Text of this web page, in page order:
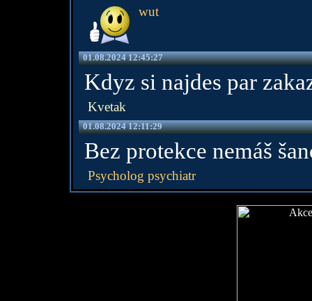
wut
01.08.2024 12:45:27
Kdyz si najdes par
Kvetak
01.08.2024 12:11:29
Bez protekce nemáš
Psycholog psychiatr